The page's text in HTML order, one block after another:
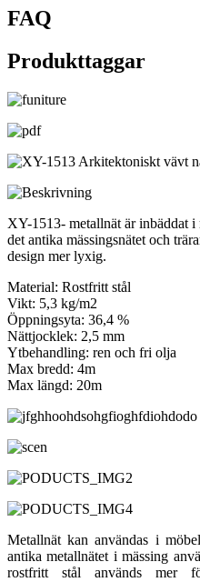
FAQ
Produkttaggar
XY-1513- metallnät är inbäddat
det antika mässingsnätet och
design mer lyxig.
Material: Rostfritt stål
Vikt: 5,3 kg/m2
Öppningsyta: 36,4 %
Nättjocklek: 2,5 mm
Ytbehandling: ren och fri olja
Max bredd: 4m
Max längd: 20m
Metallnät kan användas i
antika metallnätet i mässing
rostfritt stål används mer